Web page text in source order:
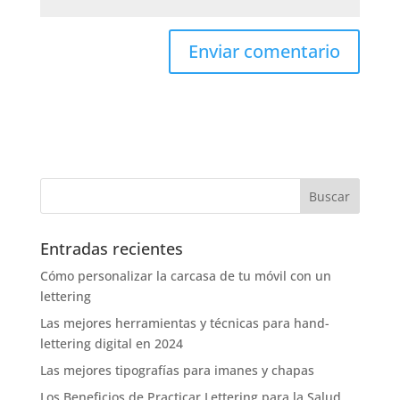
Entradas recientes
Cómo personalizar la carcasa de tu móvil con un
lettering
Las mejores herramientas y técnicas para hand-
lettering digital en 2024
Las mejores tipografías para imanes y chapas